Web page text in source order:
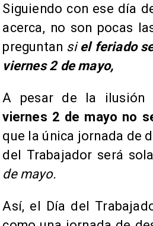
Siguiendo con ese día
acerca, no son pocas
preguntan si el feriado
viernes 2 de mayo,
A pesar de la ilusión
viernes 2 de mayo no
que la única jornada de
del Trabajador será
de mayo.
Así, el Día del